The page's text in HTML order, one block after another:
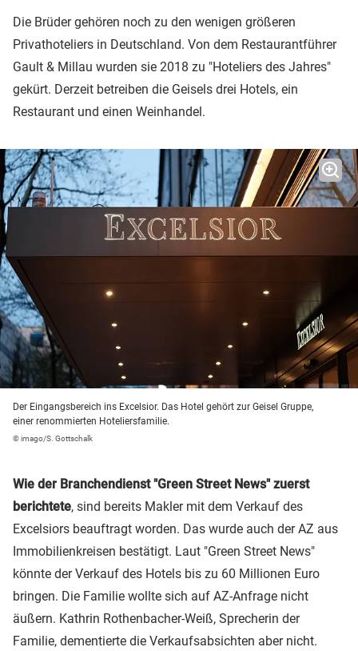
Die Brüder gehören noch zu den wenigen größeren
Privathoteliers in Deutschland. Von dem Restaurantführer
Gault & Millau wurden sie 2018 zu "Hoteliers des Jahres"
gekürt. Derzeit betreiben die Geisels drei Hotels, ein
Restaurant und einen Weinhandel.
Der Eingangsbereich ins Excelsior. Das Hotel gehört zur Geisel Gruppe,
einer renommierten Hoteliersfamilie.
© imago/S. Gottschalk
Wie der Branchendienst "Green Street News" zuerst
berichtete, sind bereits Makler mit dem Verkauf des
Excelsiors beauftragt worden. Das wurde auch der AZ aus
Immobilienkreisen bestätigt. Laut "Green Street News"
könnte der Verkauf des Hotels bis zu 60 Millionen Euro
bringen. Die Familie wollte sich auf AZ-Anfrage nicht
äußern. Kathrin Rothenbacher-Weiß, Sprecherin der
Familie, dementierte die Verkaufsabsichten aber nicht.